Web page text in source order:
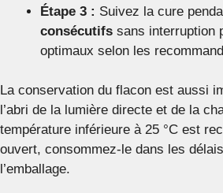
Étape 3 : Suivez la cure
consécutifs sans interruption
optimaux selon les
La conservation du flacon est aussi
l’abri de la lumière directe et de la
température inférieure à 25 °C est
ouvert, consommez-le dans les
l’emballage.